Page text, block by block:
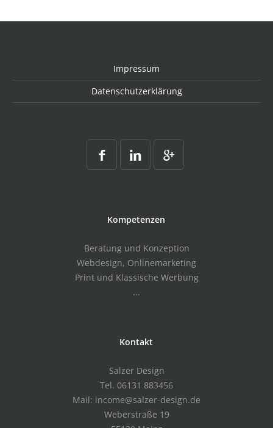
Impressum
Datenschutzerklärung
Kompetenzen
Beratung und Konzeption
Webdesign, Onlinemarketing
Print und Klassische Werbung
...
Kontakt
Salzer Design
Tel. 06131 883456
Mail: income@salzer-design.de
Weberstraße 19